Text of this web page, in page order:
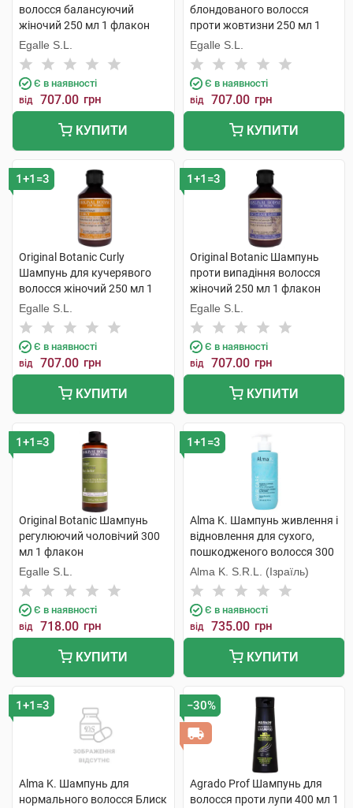
волосся балансуючий
жіночий 250 мл 1 флакон
Egalle S.L.
Є в наявності
від 707.00 грн
КУПИТИ
блондованого волосся
проти жовтизни 250 мл 1
флакон
Egalle S.L.
Є в наявності
від 707.00 грн
КУПИТИ
1+1=3
Original Botanic Curly
Шампунь для кучерявого
волосся жіночий 250 мл 1
флакон
Egalle S.L.
Є в наявності
від 707.00 грн
КУПИТИ
1+1=3
Original Botanic Шампунь
проти випадіння волосся
жіночий 250 мл 1 флакон
Egalle S.L.
Є в наявності
від 707.00 грн
КУПИТИ
1+1=3
Original Botanic Шампунь
регулюючий чоловічий 300
мл 1 флакон
Egalle S.L.
Є в наявності
від 718.00 грн
КУПИТИ
1+1=3
Alma K. Шампунь живлення і
відновлення для сухого,
пошкодженого волосся 300
мл 1 флакон
Alma K. S.R.L. (Ізраїль)
Є в наявності
від 735.00 грн
КУПИТИ
1+1=3
Alma K. Шампунь для
нормального волосся Блиск
−30%
Agrado Prof Шампунь для
волосся проти лупи 400 мл 1